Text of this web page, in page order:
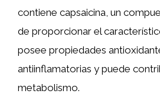
contiene capsaicina, un
de proporcionar el
posee propiedades
antiinflamatorias y puede
metabolismo.